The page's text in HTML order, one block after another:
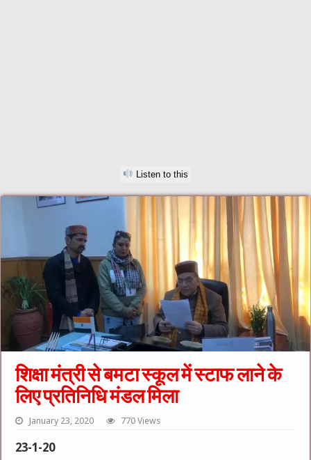
Listen to this
शिक्षा मंत्री से बमटा स्कूल में स्टाफ लाने के
लिए प्रतिनिधि मंडल मिला
January 23, 2020 770 Views
23-1-20